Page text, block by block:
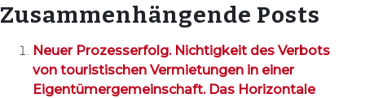
Zusammenhängende Posts
Neuer Prozesserfolg. Nichtigkeit des Verbots
von touristischen Vermietungen in einer
Eigentümergemeinschaft. Das Horizontale